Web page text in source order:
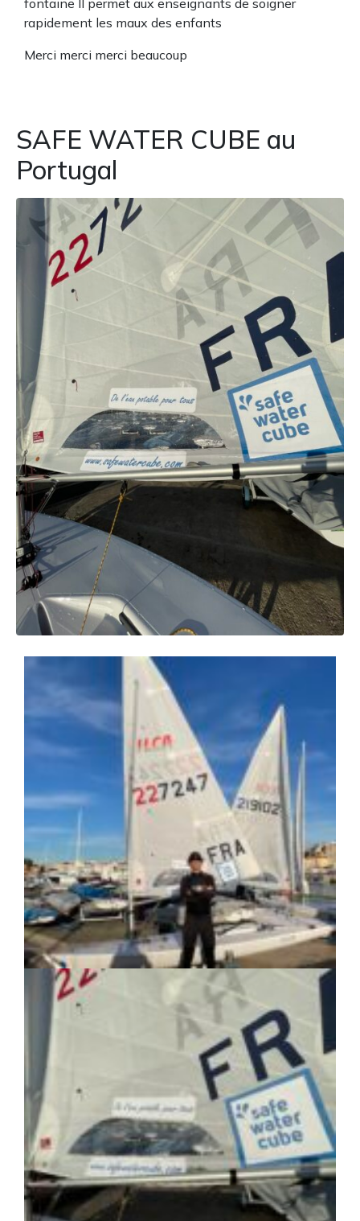
fontaine Il permet aux enseignants de soigner
rapidement les maux des enfants
Merci merci merci beaucoup
SAFE WATER CUBE au
Portugal